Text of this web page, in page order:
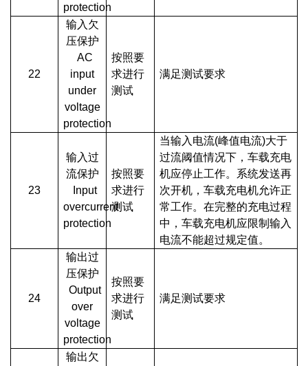
protection
22
输入欠
压保护
AC
input
under
voltage
protection
按照要
求进行
测试
满足测试要求
23
输入过
流保护
Input
overcurrent
protection
按照要
求进行
测试
当输入电流(峰值电流)大于
过流阈值情况下，车载充电
机应停止工作。系统发送再
次开机，车载充电机允许正
常工作。在完整的充电过程
中，车载充电机应限制输入
电流不能超过规定值。
24
输出过
压保护
Output
over
voltage
protection
按照要
求进行
测试
满足测试要求
输出欠